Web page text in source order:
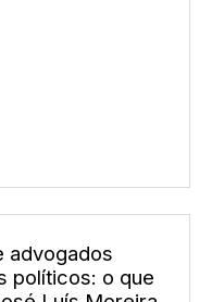
advogados
políticos: o que